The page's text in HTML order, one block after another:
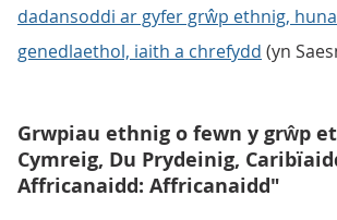
dadansoddi ar gyfer grŵp ethnig,
genedlaethol, iaith a chrefydd (yn
Grwpiau ethnig o fewn y grŵp
Cymreig, Du Prydeinig,
Affricanaidd: Affricanaidd"